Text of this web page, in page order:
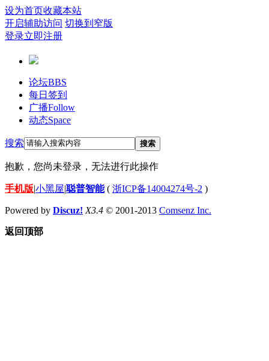
设为首页收藏本站
开启辅助访问 切换到窄版
登录立即注册
论坛BBS
每日签到
广播Follow
动态Space
搜索 搜索
抱歉，您尚未登录，无法进行此操作
手机版|小黑屋|聪普智能( 浙ICP备14004274号-2 )
Powered by Discuz! X3.4 © 2001-2013 Comsenz Inc.
返回顶部